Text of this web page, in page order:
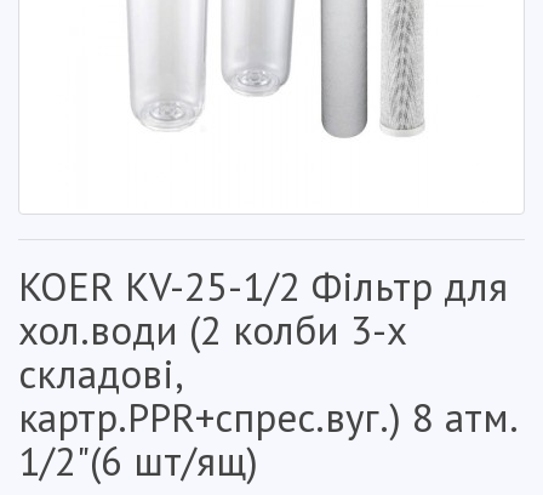
KOER KV-25-1/2 Фільтр для
хол.води (2 колби 3-х
складові,
картр.PPR+спрес.вуг.) 8 атм.
1/2"(6 шт/ящ)